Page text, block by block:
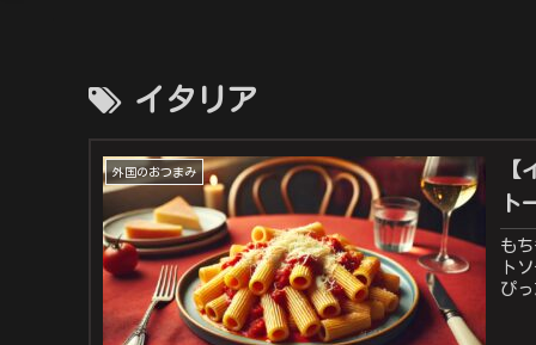
イタリア
外国のおつまみ
ト
も
ト
ぴ